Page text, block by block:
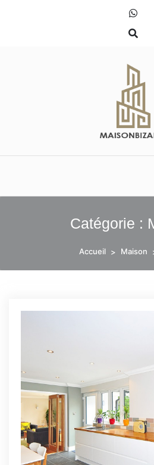
Catégorie :
Accueil Maison